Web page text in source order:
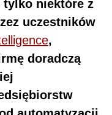
tylko niektóre z
uczestników
,
doradczą